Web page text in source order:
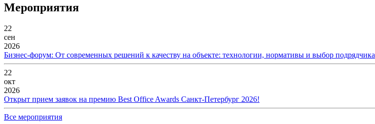
Мероприятия
22
сен
2026
Бизнес-форум: От современных решений к качеству на объекте: технологии, нормативы и выбор подрядчика
22
окт
2026
Открыт прием заявок на премию Best Office Awards Санкт-Петербург 2026!
Все мероприятия